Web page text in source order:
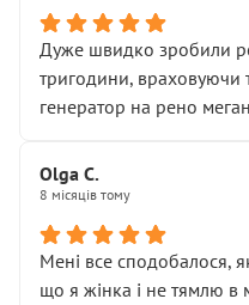
• прозорості в роботах і
• реальної
“подивились і поїхав”
На жаль, складається
Стосовно комунікації -
Дуже швидко зробили
тригодини, враховуючи
генератор на рено
Olga С.
8 місяців тому
Мені все сподобалося,
що я жінка і не тямлю